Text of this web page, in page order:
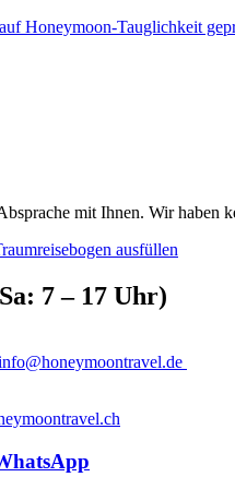
Honeymoon-Tauglichkeit
mit Ihnen. Wir haben
ausfüllen
7 – 17 Uhr)